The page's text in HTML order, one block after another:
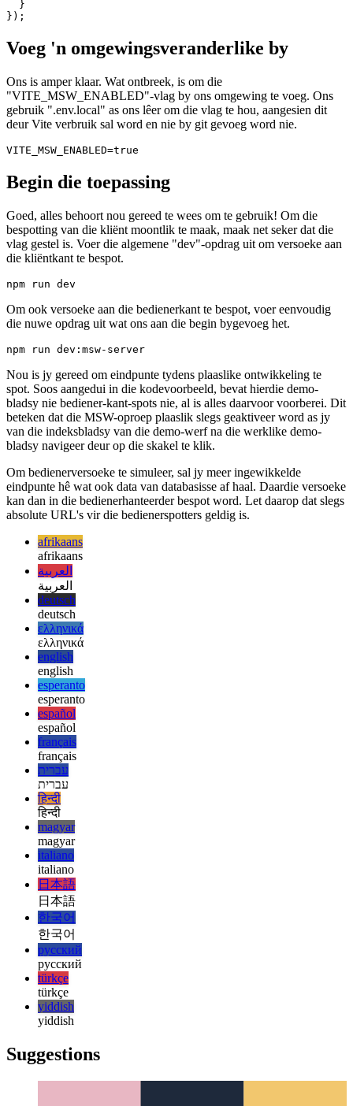
  status: 200,
  body: {
  }
Voeg 'n omgewingsveranderlike by
Ons is amper klaar. Wat ontbreek, is om die
gebruik ".env.local" as ons lêer om die vlag te hou, aangesien dit
Begin die toepassing
Goed, alles behoort nou gereed te wees om te gebruik! Om die
vlag gestel is. Voer die algemene "dev"-opdrag uit om versoeke aan
die kliëntkant te bespot.
Om ook versoeke aan die bedienerkant te bespot, voer eenvoudig
die nuwe opdrag uit wat ons aan die begin bygevoeg het.
Nou is jy gereed om eindpunte tydens plaaslike ontwikkeling te
spot. Soos aangedui in die kodevoorbeeld, bevat hierdie demo-
bladsy nie bediener-kant-spots nie, al is alles daarvoor voorberei. Dit
van die indeksbladsy van die demo-werf na die werklike demo-
bladsy navigeer deur op die skakel te klik.
Om bedienerversoeke te simuleer, sal jy meer ingewikkelde
kan dan in die bedienerhanteerder bespot word. Let daarop dat slegs
absolute URL's vir die bedienerspotters geldig is.
afrikaans
afrikaans
العربية
العربية
deutsch
deutsch
ελληνικά
ελληνικά
english
english
esperanto
esperanto
español
español
français
français
עברית
עברית
हिन्दी
हिन्दी
magyar
magyar
italiano
italiano
日本語
日本語
한국어
한국어
русский
русский
türkçe
yiddish
yiddish